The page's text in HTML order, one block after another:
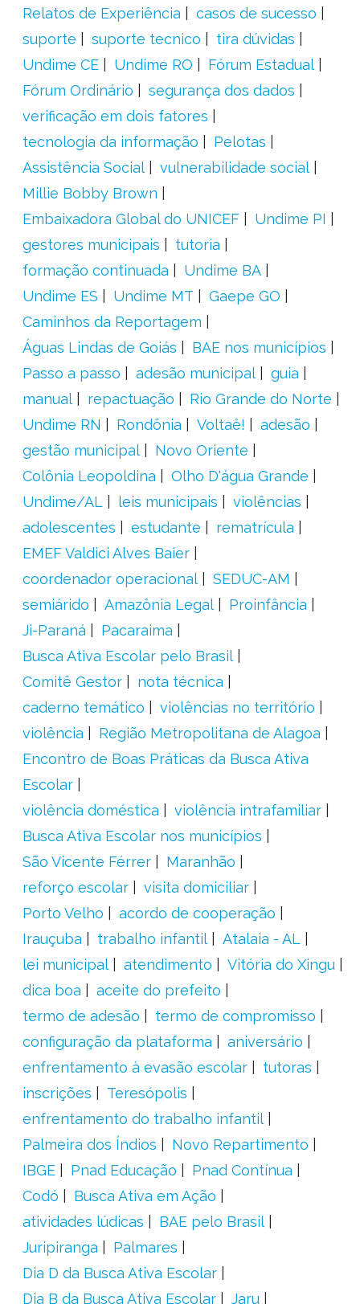
Relatos de Experiência
casos de sucesso
suporte
suporte tecnico
tira dúvidas
Undime CE
Undime RO
Fórum Estadual
Fórum Ordinário
segurança dos dados
verificação em dois fatores
tecnologia da informação
Pelotas
Assistência Social
vulnerabilidade social
Millie Bobby Brown
Embaixadora Global do UNICEF
Undime PI
gestores municipais
tutoria
formação continuada
Undime BA
Undime ES
Undime MT
Gaepe GO
Caminhos da Reportagem
Águas Lindas de Goiás
BAE nos municípios
Passo a passo
adesão municipal
guia
manual
repactuação
Rio Grande do Norte
Undime RN
Rondônia Voltaê!
adesão
gestão municipal
Novo Oriente
Colônia Leopoldina
Olho D'água Grande
Undime/AL
leis municipais
violências
adolescentes
estudante
rematrícula
EMEF Valdici Alves Baier
coordenador operacional
SEDUC-AM
semiárido
Amazônia Legal
Proinfância
Ji-Paraná
Pacaraima
Busca Ativa Escolar pelo Brasil
Comitê Gestor
nota técnica
caderno temático
violências no território
violência
Região Metropolitana de Alagoa
Encontro de Boas Práticas da Busca Ativa
Escolar
violência doméstica
violência intrafamiliar
Busca Ativa Escolar nos municípios
São Vicente Férrer
Maranhão
reforço escolar
visita domiciliar
Porto Velho
acordo de cooperação
Irauçuba
trabalho infantil
Atalaia - AL
lei municipal
atendimento
Vitória do Xingu
dica boa
aceite do prefeito
termo de adesão
termo de compromisso
configuração da plataforma
aniversário
enfrentamento à evasão escolar
tutoras
inscrições
Teresópolis
enfrentamento do trabalho infantil
Palmeira dos Índios
Novo Repartimento
IBGE
Pnad Educação
Pnad Contínua
Codó
Busca Ativa em Ação
atividades lúdicas
BAE pelo Brasil
Juripiranga
Palmares
Dia D da Busca Ativa Escolar
Dia B da Busca Ativa Escolar
Jaru